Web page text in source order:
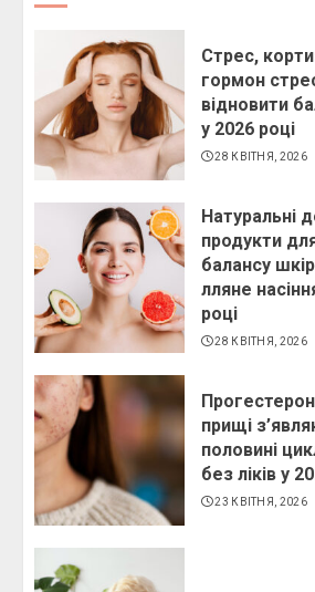
Стрес,
гормон
відновити
у 2026 році
28 КВІТНЯ, 2026
Натуральні
продукти
балансу
лляне
році
28 КВІТНЯ, 2026
прищі
половині
без ліків у
23 КВІТНЯ, 2026